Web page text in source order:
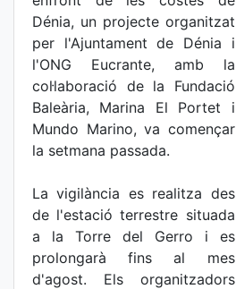
Dénia, un projecte organitzat
per l'Ajuntament de Dénia i
l'ONG Eucrante, amb la
col·laboració de la Fundació
Baleària, Marina El Portet i
Mundo Marino, va començar
la setmana passada.
La vigilància es realitza des
de l'estació terrestre situada
a la Torre del Gerro i es
prolongarà fins al mes
d'agost. Els organitzadors